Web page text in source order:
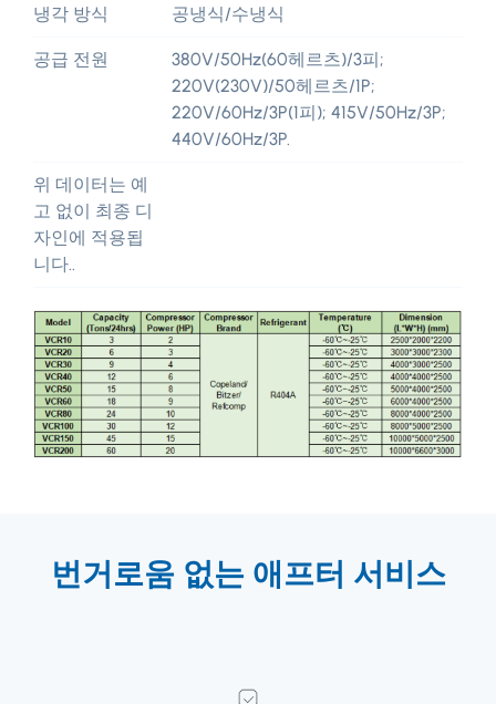
냉각 방식 공냉식/수냉식
공급 전원
380V/50Hz(60헤르츠)/3피;
220V(230V)/50헤르츠/1P;
220V/60Hz/3P(1피); 415V/50Hz/3P;
440V/60Hz/3P.
위 데이터는 예
고 없이 최종 디
자인에 적용됩
니다..
번거로움 없는 애프터 서비스